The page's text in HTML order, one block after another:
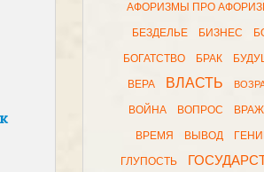
АФОРИЗМЫ ПРО
БЕЗДЕЛЬЕ БИЗНЕС
БОГАТСТВО БРАК
ВЕРА ВЛАСТЬ
ВОЙНА ВОПРОС
ВРЕМЯ ВЫВОД
ГЛУПОСТЬ